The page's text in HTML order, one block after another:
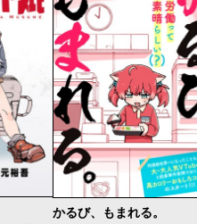
かるび、もまれる。